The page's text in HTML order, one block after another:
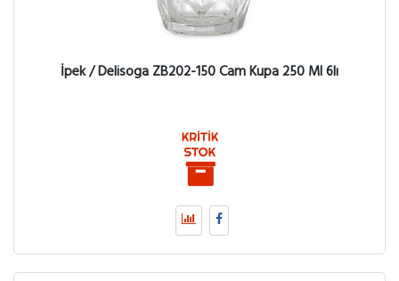
İpek / Delisoga ZB202-150 Cam Kupa 250 Ml 6lı